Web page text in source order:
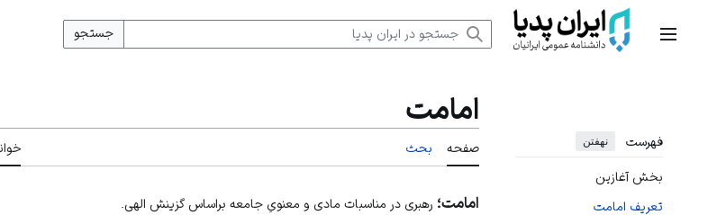
منوی اصلی
جستجو
فهرست نهفتن
بخش آغازین
تعریف امامت
امامت
صفحه بحث
امامت؛ رهبری در مناسبات مادی و معنویِ جامعه براساس گزینش الهی.